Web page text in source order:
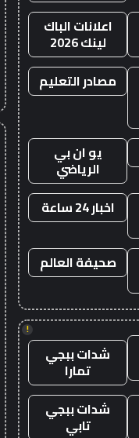
اعلانات الباك
لينك 2026
مصادر التعليم
يو ان بي
الرياضي
اخبار 24 ساعة
صحيفة العالم
!
شدات ببجي
تمارا
شدات ببجي
تابي